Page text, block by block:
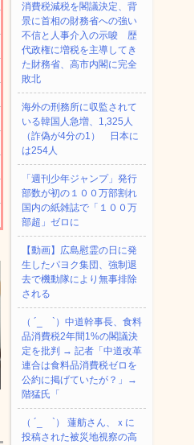
消費税減税を閣議決定、背
景に首相の財務省への強い
不信と人事介入の示唆 歴
代政権に増税を主導してき
た財務省、高市内閣に完全
敗北
海外の刑務所に収監されて
いる韓国人急増、1,325人
（詐偽が4分の1） 日本に
は254人
「週刊少年ジャンプ」発行
部数が初の１００万部割れ
国内の紙雑誌で「１００万
部超」ゼロに
【動画】広島慰霊の日に発
生したパヨク集団、強制退
去で機動隊により無事排除
される
（ ´_ゝ`）中道幹事長、食料
品消費税2年間1%の閣議決
定を批判 → 記者「中道改革
連合は食料品消費税ゼロを
公約に掲げていたが？」→
階猛氏「
（ ´_ゝ`） 蓮舫さん、ｘに
投稿された被災地視察の高